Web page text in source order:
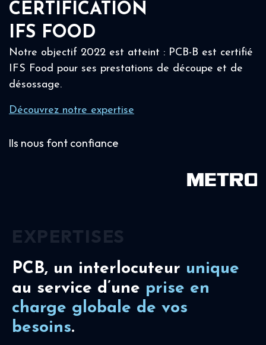
CERTIFICATION
IFS FOOD
Notre objectif 2022 est atteint : PCB-B est certifié
IFS Food pour ses prestations de découpe et de
désossage.
Découvrez notre expertise
Ils nous font confiance
PCB, un interlocuteur unique
au service d’une prise en
charge globale de vos
besoins.
EXPERTISES